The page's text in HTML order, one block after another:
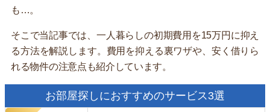
も…。
そこで当記事では、一人暮らしの初期費用を15万円に抑え
る方法を解説します。費用を抑える裏ワザや、安く借りら
れる物件の注意点も紹介しています。
お部屋探しにおすすめのサービス3選